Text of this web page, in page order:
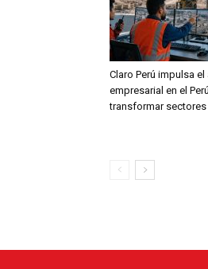
Claro Perú impulsa el
empresarial en el
transformar